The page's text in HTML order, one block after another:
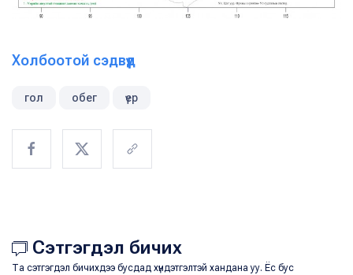
Холбоотой сэдвүүд
гол обег үер
Сэтгэгдэл бичих
Та сэтгэгдэл бичихдээ бусдад хүндэтгэлтэй хандана уу. Ёс бус